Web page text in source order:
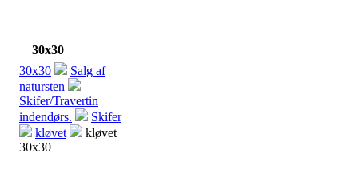
30x30
30x30
Salg af
natursten
Skifer/Travertin
indendørs.
Skifer
kløvet
kløvet
30x30